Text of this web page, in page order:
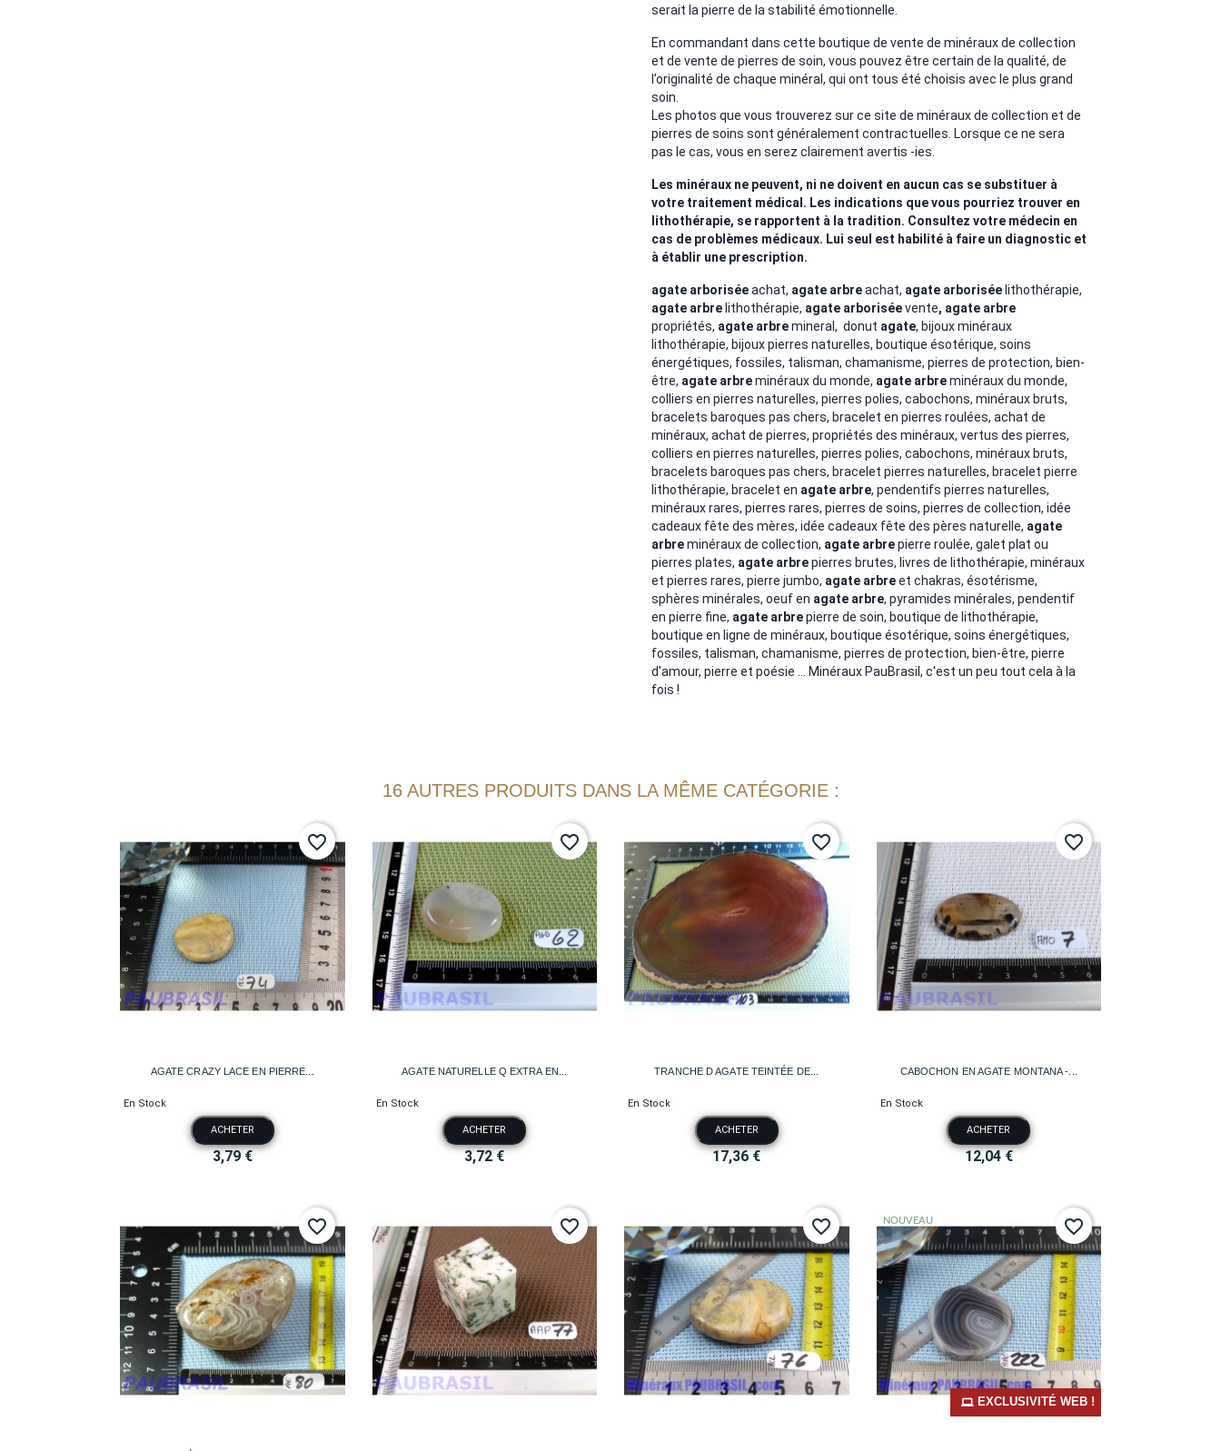
serait la pierre de la stabilité émotionnelle.
En commandant dans cette boutique de vente de minéraux de collection
et de vente de pierres de soin, vous pouvez être certain de la qualité, de
l’originalité de chaque minéral, qui ont tous été choisis avec le plus grand
soin.
Les photos que vous trouverez sur ce site de minéraux de collection et de
pierres de soins sont généralement contractuelles. Lorsque ce ne sera
pas le cas, vous en serez clairement avertis -ies.
Les minéraux ne peuvent, ni ne doivent en aucun cas se substituer à
votre traitement médical. Les indications que vous pourriez trouver en
lithothérapie, se rapportent à la tradition. Consultez votre médecin en
cas de problèmes médicaux. Lui seul est habilité à faire un diagnostic et
à établir une prescription.
agate arboriséeachat, agate arbreachat, agate arborisée lithothérapie,
agate arbre lithothérapie, agate arboriséevente, agate arbre
propriétés, agate arbremineral, donut agate, bijoux minéraux
lithothérapie, bijoux pierres naturelles, boutique ésotérique, soins
énergétiques, fossiles, talisman, chamanisme, pierres de protection, bien-
être, agate arbreminéraux du monde, agate arbreminéraux du monde,
colliers en pierres naturelles, pierres polies, cabochons, minéraux bruts,
bracelets baroques pas chers, bracelet en pierres roulées, achat de
minéraux, achat de pierres, propriétés des minéraux, vertus des pierres,
colliers en pierres naturelles, pierres polies, cabochons, minéraux bruts,
bracelets baroques pas chers, bracelet pierres naturelles, bracelet pierre
lithothérapie, bracelet en agate arbre, pendentifs pierres naturelles,
minéraux rares, pierres rares, pierres de soins, pierres de collection, idée
cadeaux fête des mères, idée cadeaux fête des pères naturelle, agate
arbreminéraux de collection, agate arbrepierre roulée, galet plat ou
pierres plates, agate arbrepierres brutes, livres de lithothérapie, minéraux
et pierres rares, pierre jumbo, agate arbreet chakras, ésotérisme,
sphères minérales, oeuf en agate arbre, pyramides minérales, pendentif
en pierre fine, agate arbrepierre de soin, boutique de lithothérapie,
boutique en ligne de minéraux, boutique ésotérique, soins énergétiques,
fossiles, talisman, chamanisme, pierres de protection, bien-être, pierre
d'amour, pierre et poésie ... Minéraux PauBrasil, c'est un peu tout cela à la
fois !
16 AUTRES PRODUITS DANS LA MÊME CATÉGORIE :
AGATE CRAZY LACE EN PIERRE...
En Stock
ACHETER
3,79 €
favorite_border
AGATE NATURELLE Q EXTRA EN...
En Stock
ACHETER
3,72 €
favorite_border
TRANCHE D AGATE TEINTÉE DE...
En Stock
ACHETER
17,36 €
favorite_border
CABOCHON EN AGATE MONTANA -...
En Stock
ACHETER
12,04 €
favorite_border

favorite_border favorite_border favorite_border
EXCLUSIVITÉ WEB !
NOUVEAU favorite_border